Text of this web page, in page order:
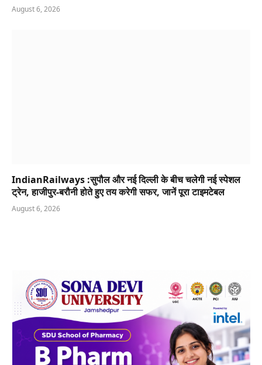
August 6, 2026
IndianRailways :सुपौल और नई दिल्ली के बीच चलेगी नई स्पेशल
ट्रेन, हाजीपुर-बरौनी होते हुए तय करेगी सफर, जानें पूरा टाइमटेबल
August 6, 2026